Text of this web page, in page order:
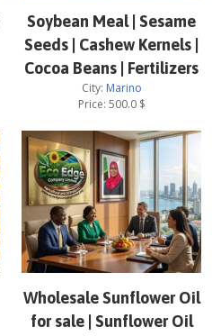
Soybean Meal | Sesame
Seeds | Cashew Kernels |
Cocoa Beans | Fertilizers
City: Marino
Price: 500.0$
Wholesale Sunflower Oil
for sale | Sunflower Oil